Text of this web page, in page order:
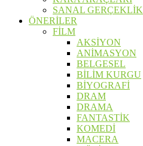
SANAL GERÇEKLİK
ÖNERİLER
FİLM
AKSİYON
ANİMASYON
BELGESEL
BİLİM KURGU
BİYOGRAFİ
DRAM
DRAMA
FANTASTİK
KOMEDİ
MACERA